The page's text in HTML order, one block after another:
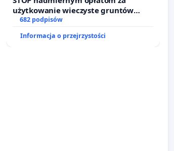
użytkowanie wieczyste gruntów
zajmowanych przez rodzinne ogrody
682 podpisów
Informacja o przejrzystości